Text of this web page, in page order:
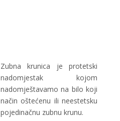
Zubna krunica je protetski
nadomjestak kojom
nadomještavamo na bilo koji
način oštećenu ili neestetsku
pojedinačnu zubnu krunu.